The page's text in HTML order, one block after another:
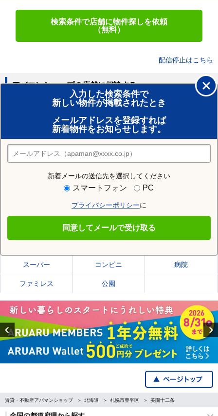
検索条件で店舗に物件探しを依頼
（無料）
配信停止はこちら
入力した検索条件で
新しい物件が掲載されたとき
メールアドレスを登録すれば
新着物件をお知らせします。
新着メールの送信先を選択してください
スマートフォン PC
プライバシーポリシーに
同意してメールで受け取る
アパマンショップの店舗に相談する
賃貸のプロがお部屋探し！
おまかせ物件リクエスト
住みたい街の店舗を探す
店舗検索
住む街研究所で札幌市豊平区の情報を見る
札幌市豊平区の施設一覧
スーパー コンビニ 病院
ファミレス 公園
Previous
賃貸・不動産アパマンショップ 北海道 札幌市豊平区 美園十二条